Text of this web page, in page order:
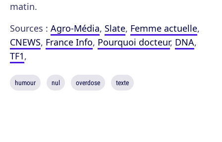
matin.
Sources : Agro-Média, Slate, Femme actuelle,
CNEWS, France Info, Pourquoi docteur, DNA,
TF1,
humour nul overdose texte